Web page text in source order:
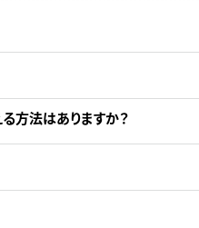
方法はありますか？